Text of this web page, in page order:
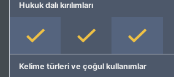
Hukuk dalı kırılımları
Kelime türleri ve çoğul kullanımlar